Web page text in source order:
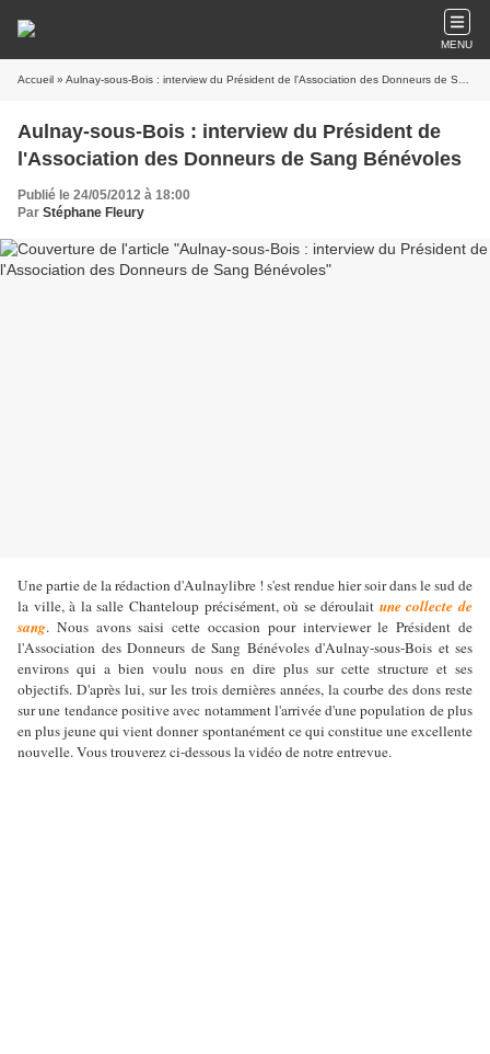
MENU
Accueil » Aulnay-sous-Bois : interview du Président de l'Association des Donneurs de Sang Bénévoles
Aulnay-sous-Bois : interview du Président de
l'Association des Donneurs de Sang Bénévoles
Publié le 24/05/2012 à 18:00
Par Stéphane Fleury
Une partie de la rédaction d'Aulnaylibre ! s'est rendue hier soir dans le sud de
la ville, à la salle Chanteloup précisément, où se déroulait une collecte de
sang. Nous avons saisi cette occasion pour interviewer le Président de
l'Association des Donneurs de Sang Bénévoles d'Aulnay-sous-Bois et ses
environs qui a bien voulu nous en dire plus sur cette structure et ses
objectifs. D'après lui, sur les trois dernières années, la courbe des dons reste
sur une tendance positive avec notamment l'arrivée d'une population de plus
en plus jeune qui vient donner spontanément ce qui constitue une excellente
nouvelle. Vous trouverez ci-dessous la vidéo de notre entrevue.